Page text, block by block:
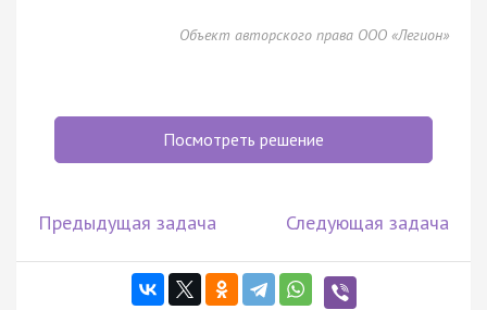
Объект авторского права ООО «Легион»
Посмотреть решение
Предыдущая задача Следующая задача